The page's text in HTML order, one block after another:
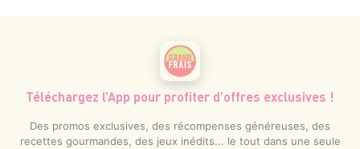
Téléchargez l’App pour profiter d’offres exclusives !
Des promos exclusives, des récompenses généreuses, des
recettes gourmandes, des jeux inédits... le tout dans une seule